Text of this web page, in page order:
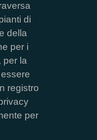
di
della
per i
per la
registro
per